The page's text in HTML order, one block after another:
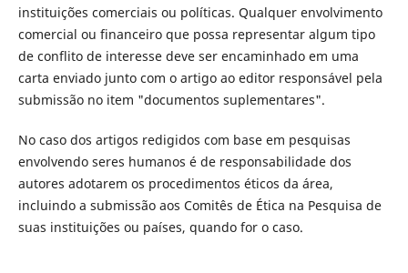
instituições comerciais ou políticas. Qualquer envolvimento
comercial ou financeiro que possa representar algum tipo
de conflito de interesse deve ser encaminhado em uma
carta enviado junto com o artigo ao editor responsável pela
submissão no item "documentos suplementares".
No caso dos artigos redigidos com base em pesquisas
envolvendo seres humanos é de responsabilidade dos
autores adotarem os procedimentos éticos da área,
incluindo a submissão aos Comitês de Ética na Pesquisa de
suas instituições ou países, quando for o caso.